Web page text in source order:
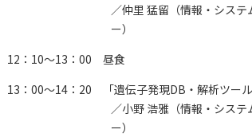
／仲里 猛留（情報・シス
ー）
12：10～13：00 昼食
13：00～14：20 「遺伝子発現DB・解析ツール
／小野 浩雅（情報・シス
ー）